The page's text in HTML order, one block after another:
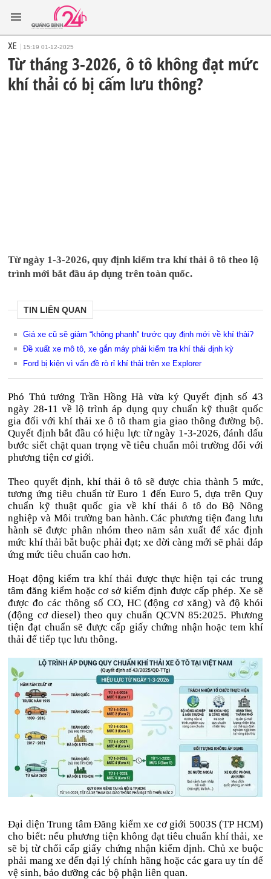
XE 15:19 01-12-2025
Từ tháng 3-2026, ô tô không đạt mức
khí thải có bị cấm lưu thông?
Từ ngày 1-3-2026, quy định kiểm tra khí thải ô tô theo lộ
trình mới bắt đầu áp dụng trên toàn quốc.
TIN LIÊN QUAN
Giá xe cũ sẽ giảm “không phanh” trước quy định mới về khí thải?
Đề xuất xe mô tô, xe gắn máy phải kiểm tra khí thải định kỳ
Ford bị kiện vì vấn đề rò rỉ khí thải trên xe Explorer
Phó Thủ tướng Trần Hồng Hà vừa ký Quyết định số 43
ngày 28-11 về lộ trình áp dụng quy chuẩn kỹ thuật quốc
gia đối với khí thải xe ô tô tham gia giao thông đường bộ.
Quyết định bắt đầu có hiệu lực từ ngày 1-3-2026, đánh dấu
bước siết chặt quan trọng về tiêu chuẩn môi trường đối với
phương tiện cơ giới.
Theo quyết định, khí thải ô tô sẽ được chia thành 5 mức,
tương ứng tiêu chuẩn từ Euro 1 đến Euro 5, dựa trên Quy
chuẩn kỹ thuật quốc gia về khí thải ô tô do Bộ Nông
nghiệp và Môi trường ban hành. Các phương tiện đang lưu
hành sẽ được phân nhóm theo năm sản xuất để xác định
mức khí thải bắt buộc phải đạt; xe đời càng mới sẽ phải đáp
ứng mức tiêu chuẩn cao hơn.
Hoạt động kiểm tra khí thải được thực hiện tại các trung
tâm đăng kiểm hoặc cơ sở kiểm định được cấp phép. Xe sẽ
được đo các thông số CO, HC (động cơ xăng) và độ khói
(động cơ diesel) theo quy chuẩn QCVN 85:2025. Phương
tiện đạt chuẩn sẽ được cấp giấy chứng nhận hoặc tem khí
thải để tiếp tục lưu thông.
Đại diện Trung tâm Đăng kiểm xe cơ giới 5003S (TP HCM)
cho biết: nếu phương tiện không đạt tiêu chuẩn khí thải, xe
sẽ bị từ chối cấp giấy chứng nhận kiểm định. Chủ xe buộc
phải mang xe đến đại lý chính hãng hoặc các gara uy tín để
vệ sinh, bảo dưỡng các bộ phận liên quan.